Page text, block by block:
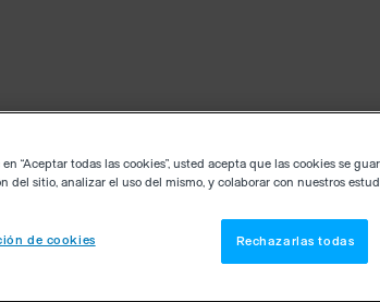
“Aceptar todas las cookies”, usted acepta que las cookies se
del sitio, analizar el uso del mismo, y colaborar con nuestros
de cookies Rechazarlas todas